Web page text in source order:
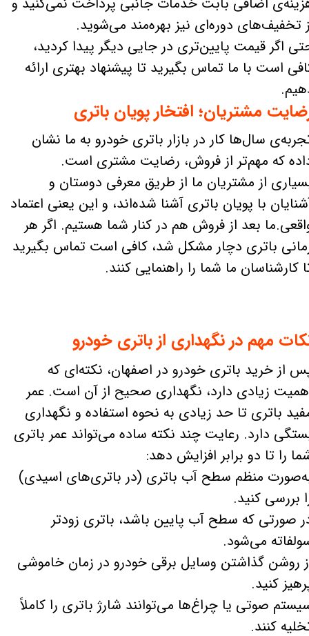
مشتریان؛ افتخار پویان باتری
سال‌ها کار در بازار باتری خودرو به ما نشان
که مهم‌تر از فروش، رضایت مشتری است.
از مشتریان ما از طریق معرفی دوستان و
با پویان باتری آشنا شده‌اند، و این یعنی اعتماد
بعد از فروش هم در کنار شما هستیم. اگر هر
باتری دچار مشکل شد، کافی است تماس بگیرید
کارشناسان ما شما را راهنمایی کنند.
از خرید باتری خودرو در اصفهان، نکته‌ای که
زیادی دارد، نگهداری صحیح از آن است. عمر
باتری تا حد زیادی به نحوه استفاده و نگهداری
دارد. رعایت چند نکته ساده می‌تواند عمر باتری
را تا دو برابر افزایش دهد:
منظم سطح آب باتری (در باتری‌های اسیدی)
بررسی کنید.
صورتی که سطح آب پایین باشد، باتری زودتر
می‌شود.
روشن گذاشتن وسایل برقی خودرو در زمان خاموشی
کنید.
صوتی یا چراغ‌ها می‌توانند شارژ باتری را کاملاً
کنند.
تخفیف‌های دوره‌ای نیز بهره‌مند می‌شوید.
اگر قیمت پایین‌تری در جایی دیگر پیدا کردید،
است با ما تماس بگیرید تا پیشنهاد بهتری ارائه
مهم در نگهداری از باتری خودرو